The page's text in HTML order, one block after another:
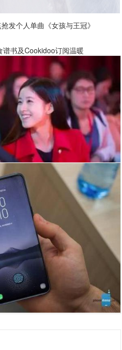
发个人单曲《女孩与王冠》
书及Cookidoo订阅温暖